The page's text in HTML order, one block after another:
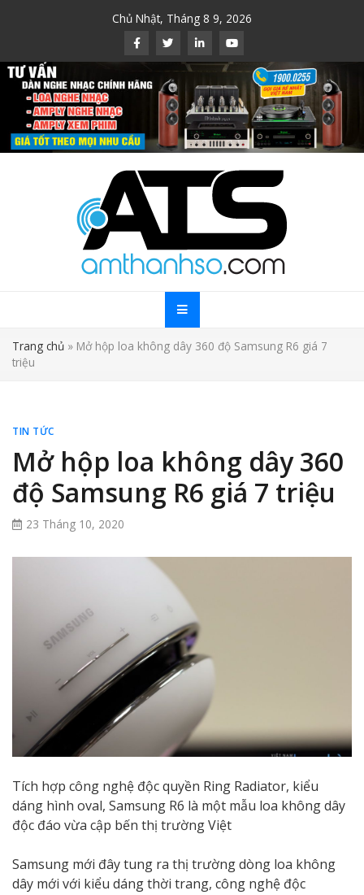
Chủ Nhật, Tháng 8 9, 2026
Trang chủ » Mở hộp loa không dây 360 độ Samsung R6 giá 7
triệu
TIN TỨC
Mở hộp loa không dây 360
độ Samsung R6 giá 7 triệu
23 Tháng 10, 2020
Tích hợp công nghệ độc quyền Ring Radiator, kiểu
dáng hình oval, Samsung R6 là một mẫu loa không dây
độc đáo vừa cập bến thị trường Việt
Samsung mới đây tung ra thị trường dòng loa không
dây mới với kiểu dáng thời trang, công nghệ độc